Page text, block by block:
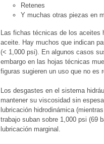
Retenes
Y muchas otras piezas en
Las fichas técnicas de los aceites
aceite. Hay muchos que indican
(< 1,000 psi). En algunos casos
embargo en las hojas técnicas
figuras sugieren un uso que no es
Los desgastes en el sistema
mantener su viscosidad sin
lubricación hidrodinámica
trabajo suban sobre 1,000 psi (69
lubricación marginal.